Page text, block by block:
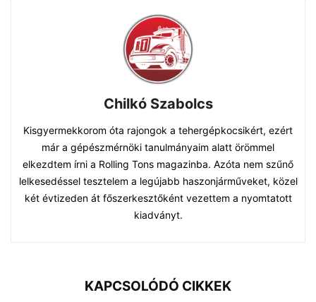
Chilkó Szabolcs
Kisgyermekkorom óta rajongok a tehergépkocsikért, ezért
már a gépészmérnöki tanulmányaim alatt örömmel
elkezdtem írni a Rolling Tons magazinba. Azóta nem szűnő
lelkesedéssel tesztelem a legújabb haszonjárműveket, közel
két évtizeden át főszerkesztőként vezettem a nyomtatott
kiadványt.
KAPCSOLÓDÓ CIKKEK